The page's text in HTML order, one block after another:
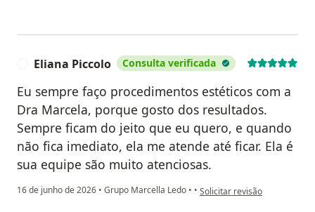
Eliana Piccolo Consulta verificada
Eu sempre faço procedimentos estéticos com a
Dra Marcela, porque gosto dos resultados.
Sempre ficam do jeito que eu quero, e quando
não fica imediato, ela me atende até ficar. Ela é
sua equipe são muito atenciosas.
16 de junho de 2026 • Grupo Marcella Ledo • • na opinião do utilizador
Solicitar revisão